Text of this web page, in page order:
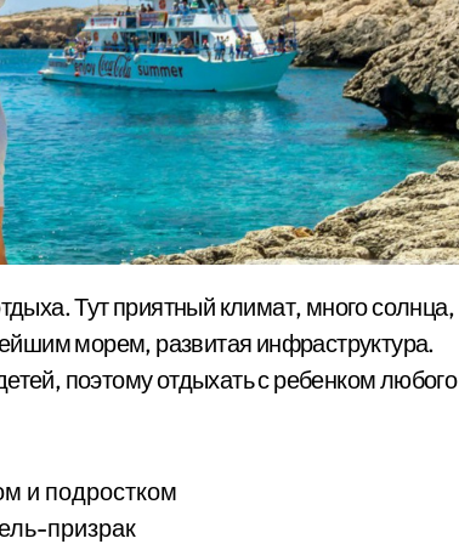
морем, развитая инфраструктура.
поэтому отдыхать с ребенком любого
и подростком
призрак